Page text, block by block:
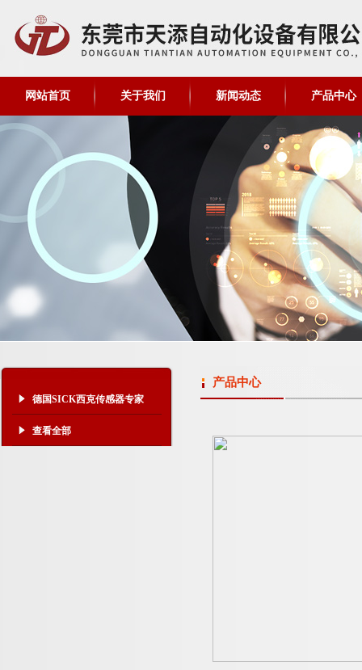
网站首页 关于我们 新闻动态 产品中心
德国SICK西克传感器专家
查看全部
产品中心